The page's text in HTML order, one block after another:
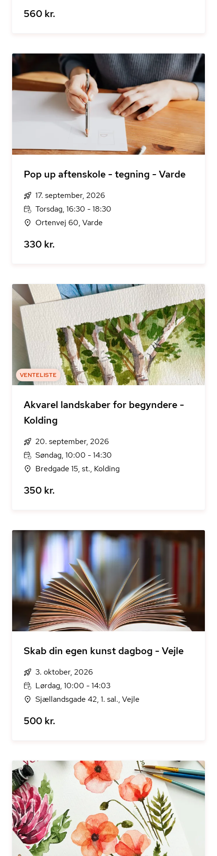
560 kr.
Pop up aftenskole - tegning - Varde
17. september, 2026
Torsdag, 16:30 - 18:30
Ortenvej 60, Varde
330 kr.
VENTELISTE
Akvarel landskaber for begyndere -
Kolding
20. september, 2026
Søndag, 10:00 - 14:30
Bredgade 15, st., Kolding
350 kr.
Skab din egen kunst dagbog - Vejle
3. oktober, 2026
Lørdag, 10:00 - 14:03
Sjællandsgade 42, 1. sal., Vejle
500 kr.